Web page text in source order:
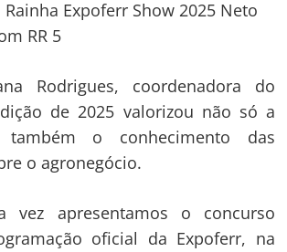
Rodrigues, coordenadora do
de 2025 valorizou não só a
também o conhecimento das
o agronegócio.
vez apresentamos o concurso
oficial da Expoferr, na